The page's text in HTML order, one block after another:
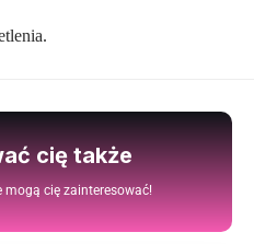
cię także
mogą cię zainteresować!